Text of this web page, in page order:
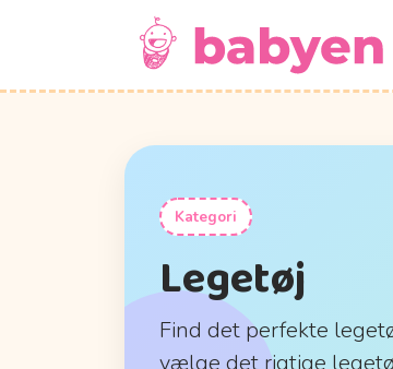
Kategori
Legetøj
Find det perfekte